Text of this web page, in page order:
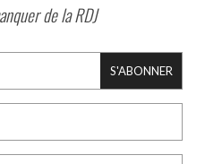
de la RDJ
S'ABONNER